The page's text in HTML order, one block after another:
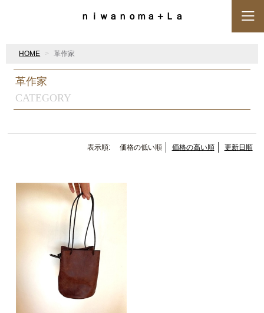
ｎｉｗａｎｏｍａ＋Ｌａ
HOME 革作家
CATEGORY
革作家
表示順: 価格の低い順 価格の高い順 更新日順